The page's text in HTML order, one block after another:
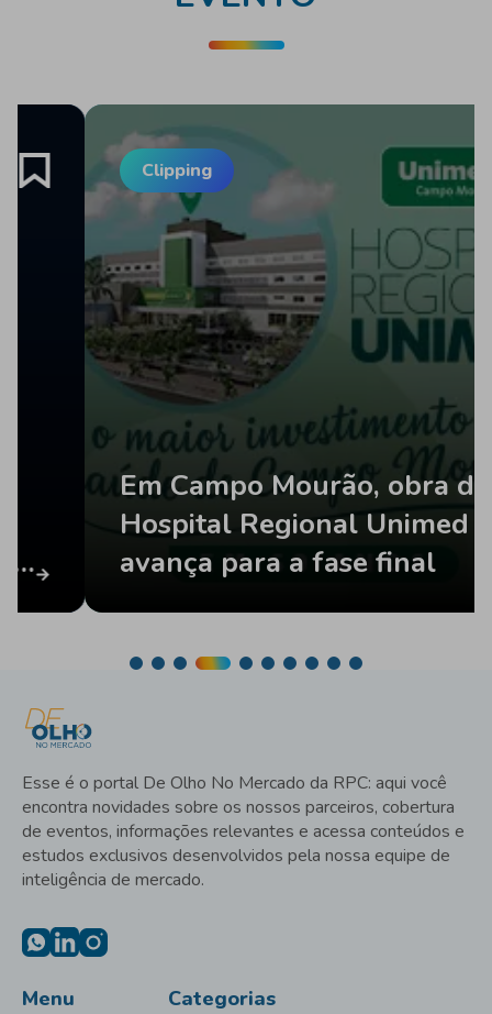
Clipping
Em Campo Mourão, obra do
Hospital Regional Unimed
avança para a fase final
Esse é o portal De Olho No Mercado da RPC: aqui você
encontra novidades sobre os nossos parceiros, cobertura
de eventos, informações relevantes e acessa conteúdos e
estudos exclusivos desenvolvidos pela nossa equipe de
inteligência de mercado.
Menu Categorias